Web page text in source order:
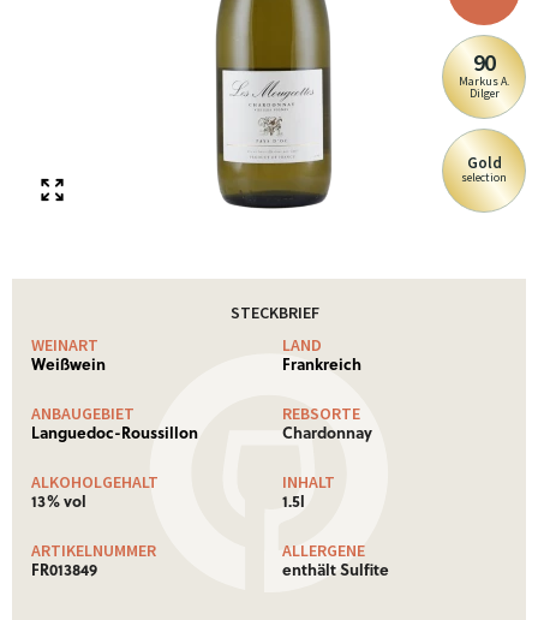
90
Markus A.
Dilger
Gold
selection
STECKBRIEF
WEINART
Weißwein
LAND
Frankreich
ANBAUGEBIET
Languedoc-Roussillon
REBSORTE
Chardonnay
ALKOHOLGEHALT
13% vol
INHALT
1.5l
ARTIKELNUMMER
FR013849
ALLERGENE
enthält Sulfite